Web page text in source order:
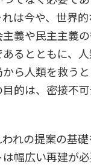
は今や、世界
義や民主主義
るとともに、
ら人類を救う
的は、密接不
れの提案の基礎
幅広い再建が必